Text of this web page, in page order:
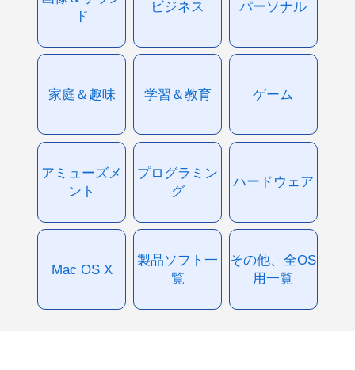
ド
ビジネス パーソナル
家庭＆趣味 学習＆教育 ゲーム
アミューズメ
ント
プログラミン
グ
ハードウェア
Mac OS X
製品ソフト一
覧
その他、全OS
用一覧